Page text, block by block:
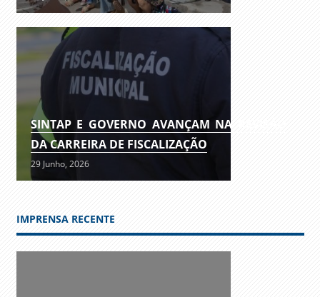
SINTAP E GOVERNO AVANÇAM NA REVISÃO
DA CARREIRA DE FISCALIZAÇÃO
29 Junho, 2026
IMPRENSA RECENTE